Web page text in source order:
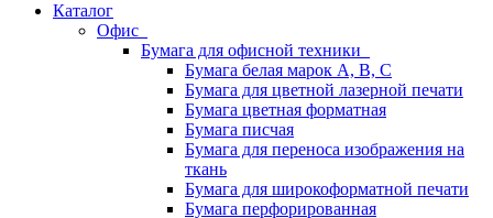
Каталог
Офис
Бумага для офисной техники
Бумага белая марок А, В, С
Бумага для цветной лазерной печати
Бумага цветная форматная
Бумага писчая
Бумага для переноса изображения на
ткань
Бумага для широкоформатной печати
Бумага перфорированная